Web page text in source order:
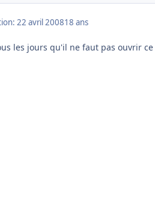
22 avril 200818 ans
les jours qu'il ne faut pas ouvrir